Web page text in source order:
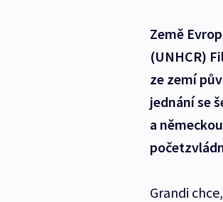
Země
(UNHCR)
ze zemí
jednání se
a
Grandi